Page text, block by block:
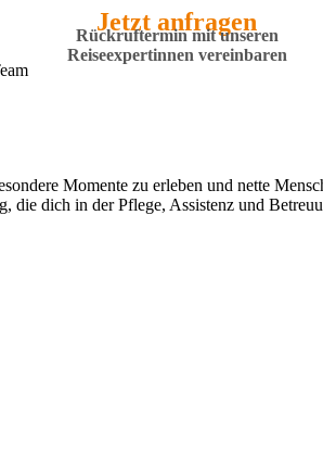
Jetzt anfragen
Rückruftermin mit unseren
Reiseexpertinnen vereinbaren
Momente zu erleben und nette
dich in der Pflege, Assistenz und